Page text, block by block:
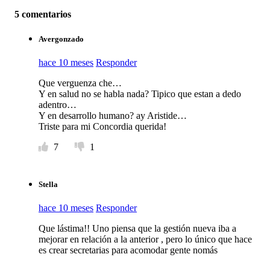
5 comentarios
Avergonzado
hace 10 meses Responder
Que verguenza che…
Y en salud no se habla nada? Tipico que estan a dedo
adentro…
Y en desarrollo humano? ay Aristide…
Triste para mi Concordia querida!
7
1
Stella
hace 10 meses Responder
Que lástima!! Uno piensa que la gestión nueva iba a
mejorar en relación a la anterior , pero lo único que hace
es crear secretarias para acomodar gente nomás